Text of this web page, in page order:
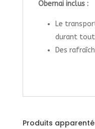
Obernai inclus :
Le
durant
Des
Produits